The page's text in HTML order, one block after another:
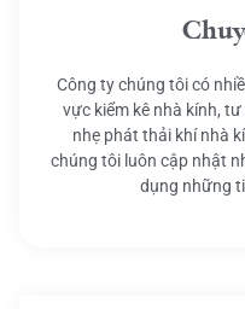
Công ty chúng tôi có
vực kiểm kê nhà kính,
nhẹ phát thải khí nhà
chúng tôi luôn cập nhật
dụng những